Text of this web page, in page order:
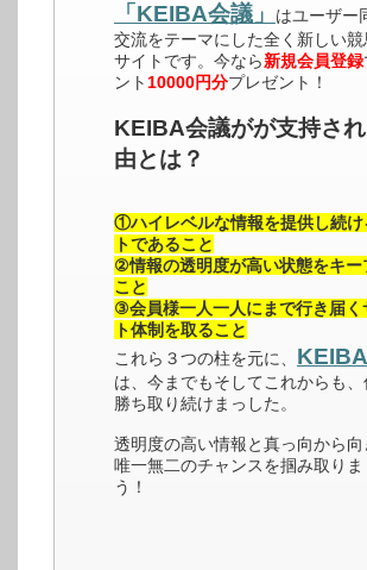
「KEIBA会議」
はユーザー
交流をテーマにした全く新しい競
サイトです。今なら新規会員登録
ント10000円分プレゼント！
KEIBA会議がが支持さ
由とは？
①ハイレベルな情報を提供し続け
トであること
②情報の透明度が高い状態をキー
こと
③会員様一人一人にまで行き届く
ト体制を取ること
これら３つの柱を元に、
は、今までもそしてこれからも、
勝ち取り続けまっした。
透明度の高い情報と真っ向から
唯一無二のチャンスを掴み取りま
う！